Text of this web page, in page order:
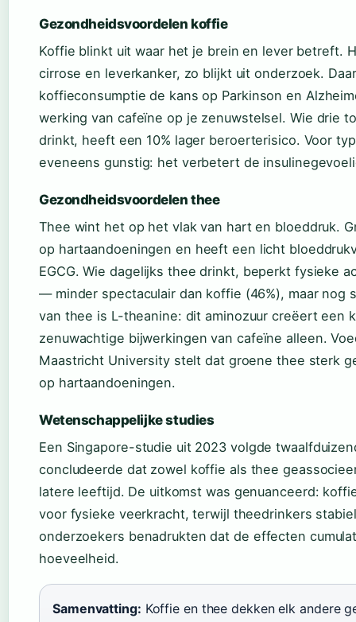
Gezondheidsvoordelen koffie
Koffie blinkt uit waar het je brein en lever betreft.
cirrose en leverkanker, zo blijkt uit onderzoek.
koffieconsumptie de kans op Parkinson en
werking van cafeïne op je zenuwstelsel. Wie drie
drinkt, heeft een 10% lager beroerterisico. Voor
eveneens gunstig: het verbetert de
Gezondheidsvoordelen thee
Thee wint het op het vlak van hart en bloeddruk.
op hartaandoeningen en heeft een licht
EGCG. Wie dagelijks thee drinkt, beperkt fysieke
— minder spectaculair dan koffie (46%), maar nog
van thee is L-theanine: dit aminozuur creëert een
zenuwachtige bijwerkingen van cafeïne alleen.
Maastricht University stelt dat groene thee sterk
op hartaandoeningen.
Wetenschappelijke studies
Een Singapore-studie uit 2023 volgde
concludeerde dat zowel koffie als thee
latere leeftijd. De uitkomst was genuanceerd:
voor fysieke veerkracht, terwijl theedrinkers
onderzoekers benadrukten dat de effecten
hoeveelheid.
Samenvatting: Koffie en thee dekken elk andere